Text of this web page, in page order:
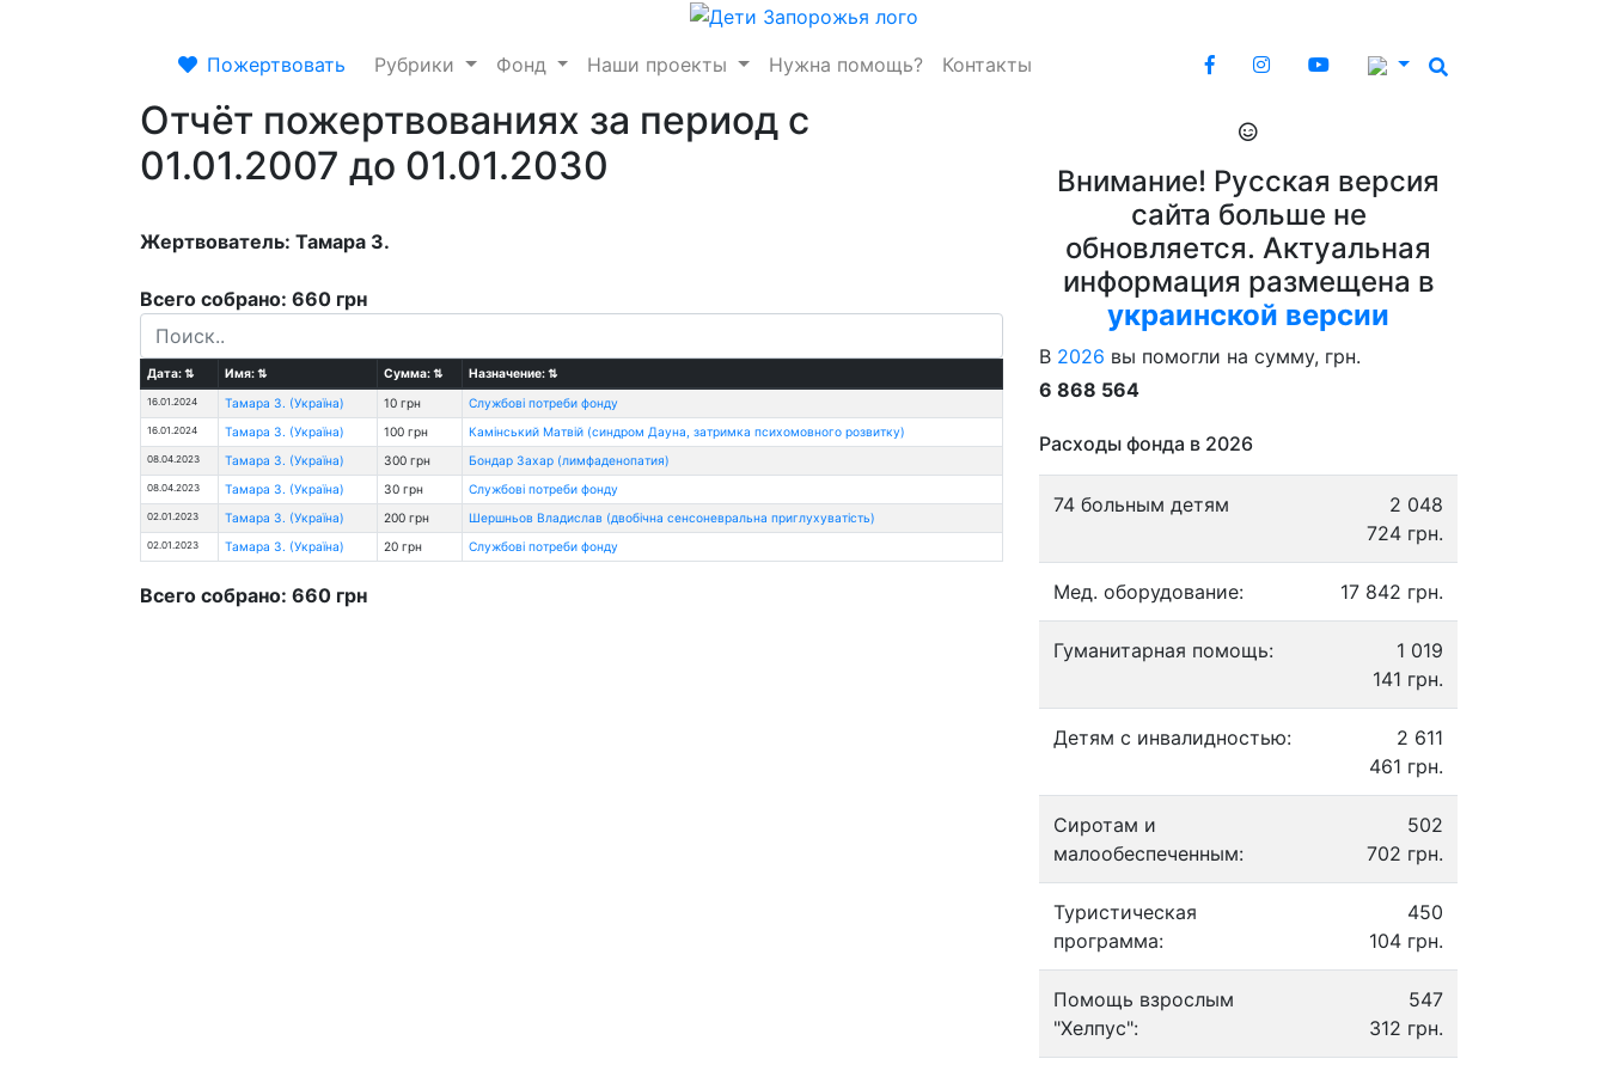
Пожертвовать Рубрики Фонд Наши проекты Нужна помощь? Контакты
Отчёт пожертвованиях за период с
01.01.2007 до 01.01.2030
Жертвователь: Тамара З.
Всего собрано: 660 грн
Дата:⇅ Имя:⇅ Сумма:⇅ Назначение:⇅
16.01.2024 Тамара З. (Україна) 10 грн Службові потреби фонду
16.01.2024 Тамара З. (Україна) 100 грн Камінський Матвій (синдром Дауна, затримка психомовного розвитку)
08.04.2023 Тамара З. (Україна) 300 грн Бондар Захар (лимфаденопатия)
08.04.2023 Тамара З. (Україна) 30 грн Службові потреби фонду
02.01.2023 Тамара З. (Україна) 200 грн Шершньов Владислав (двобічна сенсоневральна приглухуватість)
02.01.2023 Тамара З. (Україна) 20 грн Службові потреби фонду
Всего собрано: 660 грн
Внимание! Русская версия
сайта больше не
обновляется. Актуальная
информация размещена в
украинской версии
В 2026 вы помогли на сумму, грн.
6 868 564
Расходы фонда в 2026
74 больным детям
2 048
724 грн.
Мед. оборудование: 17 842 грн.
Гуманитарная помощь:
1 019
141 грн.
Детям с инвалидностью:
2 611
461 грн.
Сиротам и
малообеспеченным:
502
702 грн.
Туристическая
программа:
450
104 грн.
Помощь взрослым
"Хелпус":
547
312 грн.